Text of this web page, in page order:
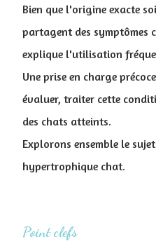
Bien que l'origine exacte
partagent des symptômes
explique l'utilisation
Une prise en charge
évaluer, traiter cette
des chats atteints.
Explorons ensemble le
hypertrophique chat.
Point clefs